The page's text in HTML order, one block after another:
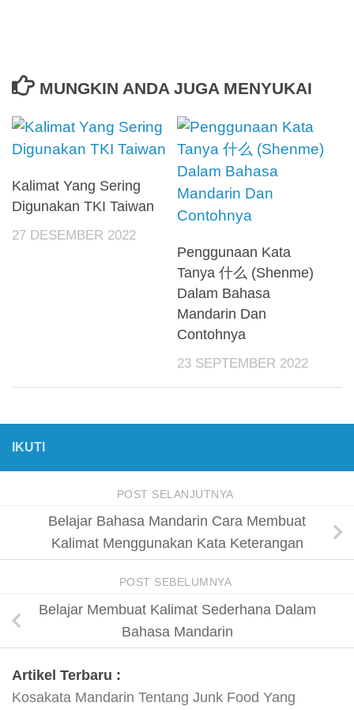
MUNGKIN ANDA JUGA MENYUKAI
Kalimat Yang Sering
Digunakan TKI Taiwan
27 DESEMBER 2022
Penggunaan Kata
Tanya 什么 (Shenme)
Dalam Bahasa
Mandarin Dan
Contohnya
23 SEPTEMBER 2022
IKUTI
POST SELANJUTNYA
Belajar Bahasa Mandarin Cara Membuat
Kalimat Menggunakan Kata Keterangan
POST SEBELUMNYA
Belajar Membuat Kalimat Sederhana Dalam
Bahasa Mandarin
Artikel Terbaru :
Kosakata Mandarin Tentang Junk Food Yang